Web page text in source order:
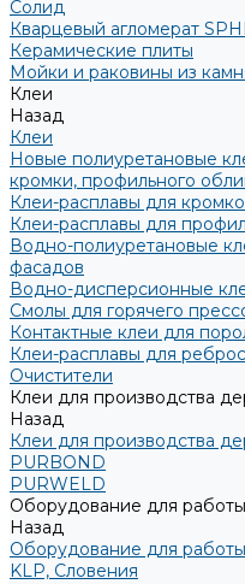
Солид
Кварцевый агломерат
Керамические плиты
Мойки и раковины из
Клеи
Назад
Клеи
Новые полиуретановые
кромки, профильного
Клеи-расплавы для
Клеи-расплавы для
Водно-полиуретановые
фасадов
Водно-дисперсионные
Смолы для горячего
Контактные клеи для
Клеи-расплавы для
Очистители
Клеи для производства
Назад
Клеи для производства
PURBOND
PURWELD
Оборудование для
Назад
Оборудование для
KLP, Словения